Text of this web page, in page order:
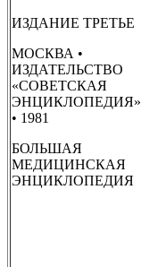
ИЗДАНИЕ ТРЕТЬЕ
МОСКВА •
ИЗДАТЕЛЬСТВО
«СОВЕТСКАЯ
ЭНЦИКЛОПЕДИЯ»
• 1981
БОЛЬШАЯ
МЕДИЦИНСКАЯ
ЭНЦИКЛОПЕДИЯ